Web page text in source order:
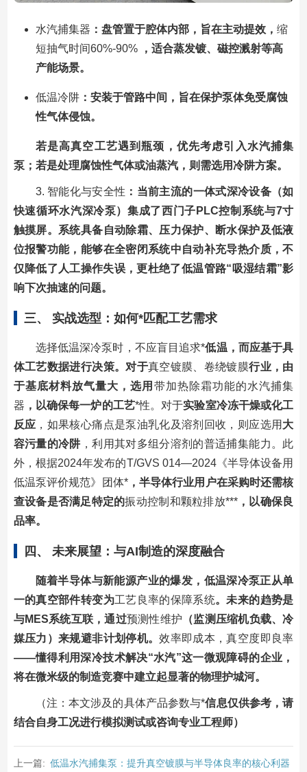
水汽捕集器 ：盘管置于腔体内部，旨在主动提效， 缩
短抽气时间60%-90%，适合蒸发镀、磁控溅射等高
产能场景。
低温冷阱：安装于管路中间，旨在保护泵体免受腐蚀
性气体侵蚀。
若是高真空工艺遇到瓶颈，优先考虑引入水汽捕集
泵；若是处理腐蚀性气体或油蒸汽，则需选用冷阱方案。
3. 智能化与安全性 ：当前主流的一体式深冷设备（如
快速循环水汽深冷泵）集成了西门子PLC控制系统与7寸
触摸屏。系统具备自动除霜、压力保护、断水保护及低液
位报警功能，能够在全密闭系统中自动补充导热介质，不
仅降低了人工操作失误，更杜绝了低温管路“吸湿结霜”影
响下次抽速的问题。
三、 实战选型：如何*匹配工艺需求
选择低温深冷泵时，不应盲目追求*低温，而应基于具
体工艺数据进行决策。对于真空镀膜、卷绕镀膜行业，由
于基底材料放气量大，选用 带加热除霜功能的水汽捕集
器 ，以确保每一炉的工艺*性。对于实验室冷冻干燥或化工
反应 ，如果核心痛点是泵油乳化及溶剂回收，则应选用 大
容污量的冷阱 ，利用其对多组分溶剂的普适捕集能力。此
外，根据2024年发布的T/GVS 014—2024《半导体设备用
低温泵评价规范》团体*，半导体行业用户在采购时还需核
查设备是否满足特定的振动控制和颗粒排放***，以确保良
品率。
四、 未来展望：与AI制造的深度融合
随着半导体与新能源产业的爆发，低温深冷泵正从单
一的真空部件转变为工艺良率的保障系统。未来的趋势是
与MES系统互联，通过预测性维护 （监测压缩机负载、冷
媒压力）来规避非计划停机。效率即成本，真空度即良率
——懂得利用深冷技术解决“水汽”这一微观障碍的企业，
将在微米级的制造竞赛中建立起显著的物理护城河。
（注：本文涉及的具体产品参数与*信息仅供参考，请
结合自身工况进行模拟测试或咨询专业工程师）
上一篇: 低温水汽捕集泵：提升真空镀膜与半导体良率的核心利器